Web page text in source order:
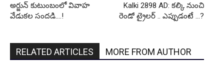
అర్జున్ కుటుంబంలో వివాహ
వేడుకల సందడి….!
Kalki 2898 AD: కల్కి నుంచి
రెండో ట్రైలర్ .. ఎప్పుడంటే …?
RELATED ARTICLES MORE FROM AUTHOR